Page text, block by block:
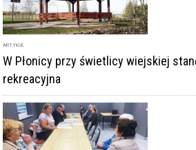
ARTYKUŁ
W Płonicy przy świetlicy wiejskiej
rekreacyjna